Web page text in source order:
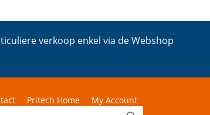
verkoop enkel via de Webshop
Pritech Home My Account